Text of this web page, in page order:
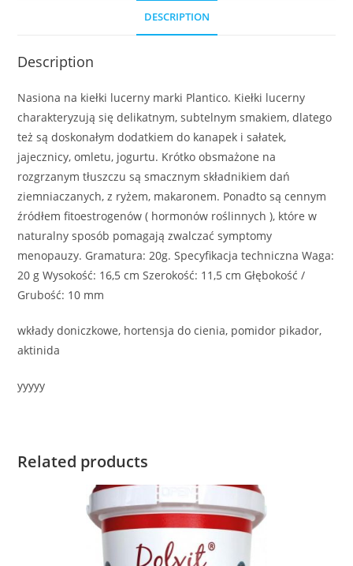
DESCRIPTION
Description
Nasiona na kiełki lucerny marki Plantico. Kiełki lucerny
charakteryzują się delikatnym, subtelnym smakiem, dlatego
też są doskonałym dodatkiem do kanapek i sałatek,
jajecznicy, omletu, jogurtu. Krótko obsmażone na
rozgrzanym tłuszczu są smacznym składnikiem dań
ziemniaczanych, z ryżem, makaronem. Ponadto są cennym
źródłem fitoestrogenów ( hormonów roślinnych ), które w
naturalny sposób pomagają zwalczać symptomy
menopauzy. Gramatura: 20g. Specyfikacja techniczna Waga:
20 g Wysokość: 16,5 cm Szerokość: 11,5 cm Głębokość /
Grubość: 10 mm
wkłady doniczkowe, hortensja do cienia, pomidor pikador,
aktinida
yyyyy
Related products